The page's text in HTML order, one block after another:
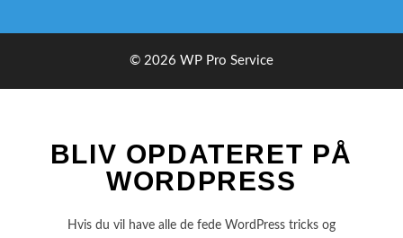
© 2026 WP Pro Service
BLIV OPDATERET PÅ
WORDPRESS
Hvis du vil have alle de fede WordPress tricks og